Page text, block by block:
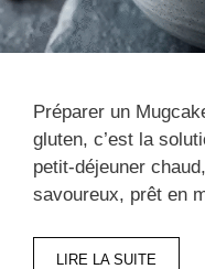
Préparer un
gluten, c’est la
petit-déjeuner
savoureux, prêt en
LIRE LA SUITE